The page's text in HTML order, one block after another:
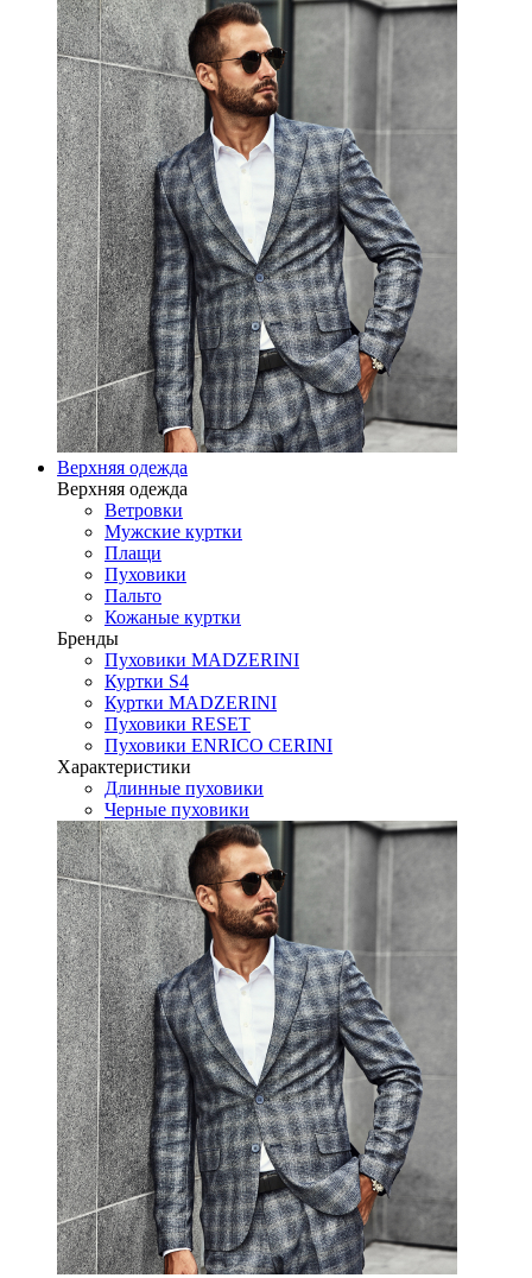
Верхняя одежда
Верхняя одежда
Ветровки
Мужские куртки
Плащи
Пуховики
Пальто
Кожаные куртки
Бренды
Пуховики MADZERINI
Куртки S4
Куртки MADZERINI
Пуховики RESET
Пуховики ENRICO CERINI
Характеристики
Длинные пуховики
Черные пуховики